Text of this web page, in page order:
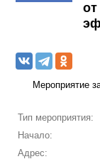
Мероприятие
Тип мероприятия:
Начало:
Адрес: